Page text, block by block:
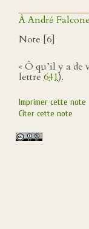
À André
Note [6]
« Ô qu’il y a de
lettre 641).
Imprimer cette note
Citer cette note